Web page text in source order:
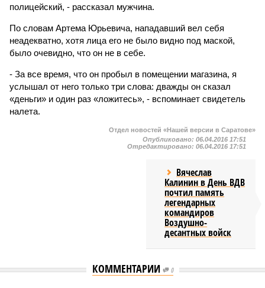
полицейский, - рассказал мужчина.
По словам Артема Юрьевича, нападавший вел себя
неадекватно, хотя лица его не было видно под маской,
было очевидно, что он не в себе.
- За все время, что он пробыл в помещении магазина, я
услышал от него только три слова: дважды он сказал
«деньги» и один раз «ложитесь», - вспоминает свидетель
налета.
Отдел новостей «Нашей версии в Саратове»
Опубликовано: 06.04.2016 17:51
Отредактировано: 06.04.2016 17:51
Вячеслав
Калинин в День ВДВ
почтил память
легендарных
командиров
Воздушно-
десантных войск
КОММЕНТАРИИ 0